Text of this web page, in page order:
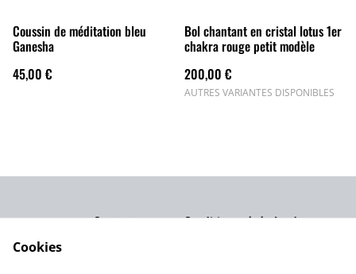
Coussin de méditation bleu
Ganesha
45,00 €
Bol chantant en cristal lotus 1er
chakra rouge petit modèle
200,00 €
AUTRES VARIANTES DISPONIBLES
Contact
Conditions générales de
Cookies